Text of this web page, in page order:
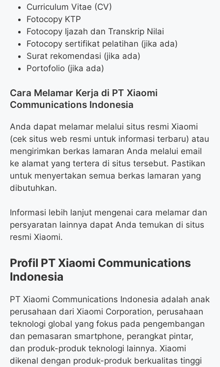
Curriculum Vitae (CV)
Fotocopy KTP
Fotocopy Ijazah dan Transkrip Nilai
Fotocopy sertifikat pelatihan (jika ada)
Surat rekomendasi (jika ada)
Portofolio (jika ada)
Cara Melamar Kerja di PT Xiaomi
Communications Indonesia
Anda dapat melamar melalui situs resmi Xiaomi
(cek situs web resmi untuk informasi terbaru) atau
mengirimkan berkas lamaran Anda melalui email
ke alamat yang tertera di situs tersebut. Pastikan
untuk menyertakan semua berkas lamaran yang
dibutuhkan.
Informasi lebih lanjut mengenai cara melamar dan
persyaratan lainnya dapat Anda temukan di situs
resmi Xiaomi.
Profil PT Xiaomi Communications
Indonesia
PT Xiaomi Communications Indonesia adalah anak
perusahaan dari Xiaomi Corporation, perusahaan
teknologi global yang fokus pada pengembangan
dan pemasaran smartphone, perangkat pintar,
dan produk-produk teknologi lainnya. Xiaomi
dikenal dengan produk-produk berkualitas tinggi